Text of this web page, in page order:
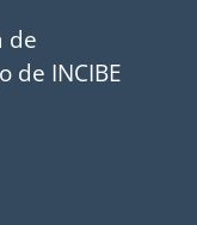
de
de INCIBE